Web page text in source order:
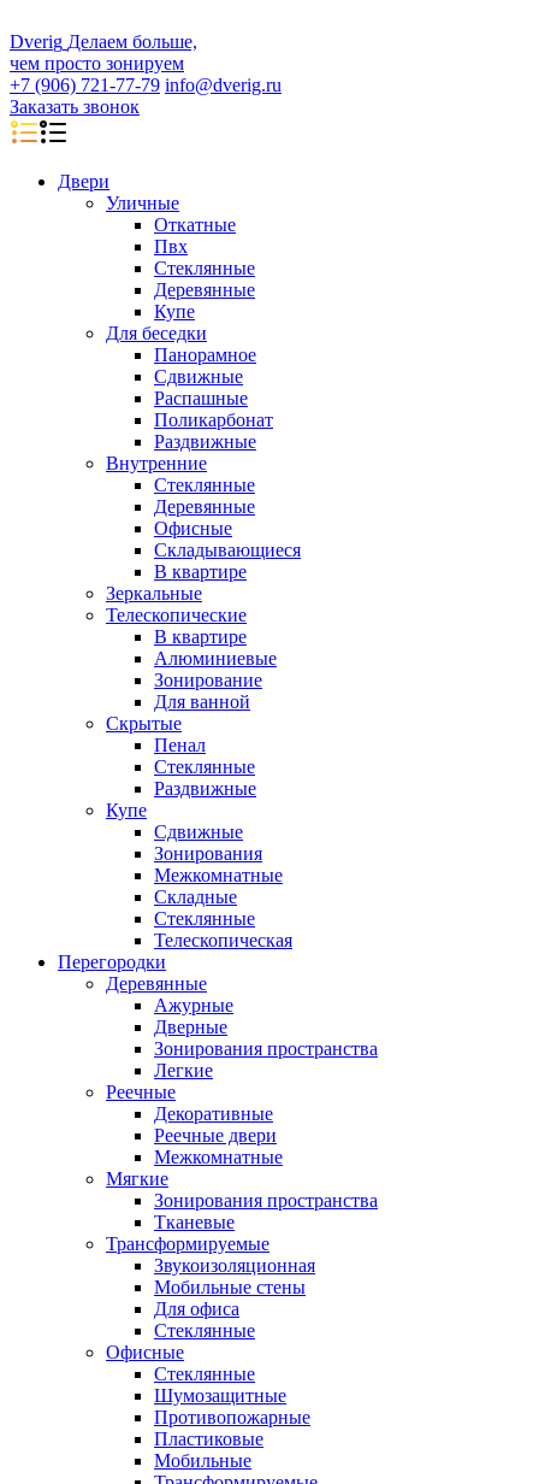
Dverig Делаем больше,
чем просто зонируем
+7 (906) 721-77-79 info@dverig.ru
Заказать звонок
Двери
Уличные
Откатные
Пвх
Стеклянные
Деревянные
Купе
Для беседки
Панорамное
Сдвижные
Распашные
Поликарбонат
Раздвижные
Внутренние
Стеклянные
Деревянные
Офисные
Складывающиеся
В квартире
Зеркальные
Телескопические
В квартире
Алюминиевые
Зонирование
Для ванной
Скрытые
Пенал
Стеклянные
Раздвижные
Купе
Сдвижные
Зонирования
Межкомнатные
Складные
Стеклянные
Телескопическая
Перегородки
Деревянные
Ажурные
Дверные
Зонирования пространства
Легкие
Реечные
Декоративные
Реечные двери
Межкомнатные
Мягкие
Зонирования пространства
Тканевые
Трансформируемые
Звукоизоляционная
Мобильные стены
Для офиса
Стеклянные
Офисные
Стеклянные
Шумозащитные
Противопожарные
Пластиковые
Мобильные